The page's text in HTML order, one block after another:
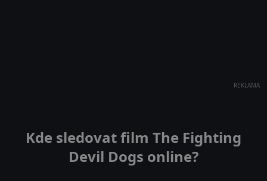
REKLAMA
Kde sledovat film The Fighting
Devil Dogs online?